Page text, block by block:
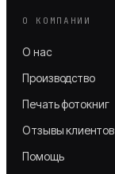
О КОМПАНИИ
О нас
Производство
Печать фотокниг
Отзывы клиентов
Помощь